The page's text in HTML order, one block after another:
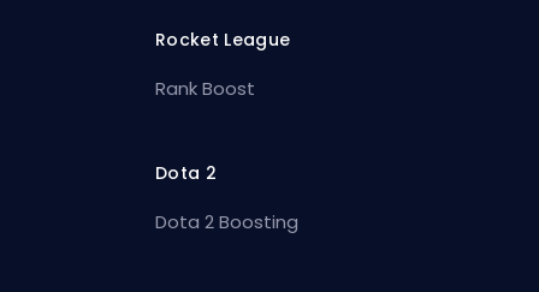
Rocket League
Rank Boost
Dota 2
Dota 2 Boosting